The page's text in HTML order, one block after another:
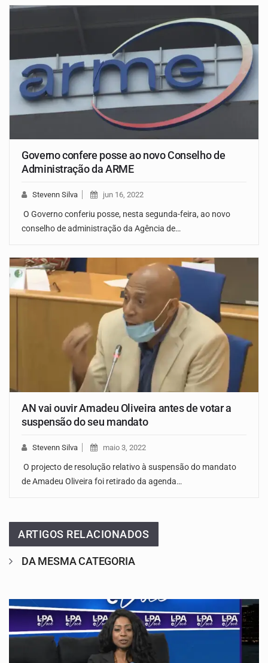
Governo confere posse ao novo Conselho de
Administração da ARME
Stevenn Silva jun 16, 2022
O Governo conferiu posse, nesta segunda-feira, ao novo
conselho de administração da Agência de…
AN vai ouvir Amadeu Oliveira antes de votar a
suspensão do seu mandato
Stevenn Silva maio 3, 2022
O projecto de resolução relativo à suspensão do mandato
de Amadeu Oliveira foi retirado da agenda…
ARTIGOS RELACIONADOS
DA MESMA CATEGORIA